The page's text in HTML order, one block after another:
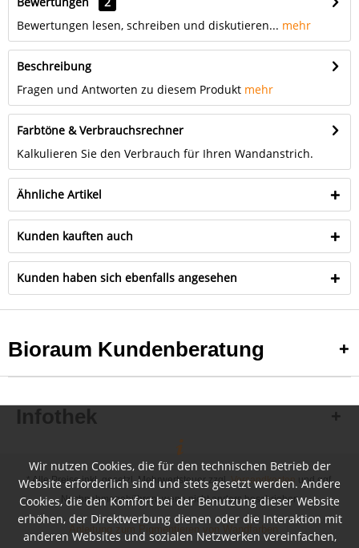
Bewertungen lesen, schreiben und diskutieren... mehr
Beschreibung
Fragen und Antworten zu diesem Produkt mehr
Farbtöne & Verbrauchsrechner
Kalkulieren Sie den Verbrauch für Ihren Wandanstrich.
Ähnliche Artikel
Kunden kauften auch
Kunden haben sich ebenfalls angesehen
Bioraum Kundenberatung
Infothek
* Alle Preise inkl. gesetzl. Mehrwertsteuer zzgl.Versandkosten
und ggf.
Nachnahmegebühren, wenn nicht anders beschrieben
Anleitung zum Pigmentieren von Wandfarben
Wir nutzen Cookies, die für den technischen Betrieb der
Website erforderlich sind und stets gesetzt werden. Andere
Cookies, die den Komfort bei der Benutzung dieser Website
erhöhen, der Direktwerbung dienen oder die Interaktion mit
anderen Websites und sozialen Netzwerken vereinfachen,